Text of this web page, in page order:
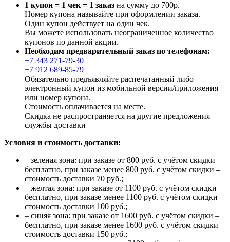
1 купон = 1 чек = 1 заказ на сумму до 700р.
Номер купона называйте при оформлении заказа.
Один купон действует на один чек.
Вы можете использовать неограниченное количество
купонов по данной акции.
Необходим предварительный заказ по телефонам:
+7 343 271-79-30
+7 912 689-85-79
Обязательно предъявляйте распечатанный либо
электронный купон из мобильной версии/приложения
или номер купона.
Стоимость оплачивается на месте.
Скидка не распространяется на другие предложения
службы доставки
Условия и стоимость доставки:
– зеленая зона: при заказе от 800 руб. с учётом скидки –
бесплатно, при заказе менее 800 руб. с учётом скидки –
стоимость доставки 70 руб.;
– желтая зона: при заказе от 1100 руб. с учётом скидки –
бесплатно, при заказе менее 1100 руб. с учётом скидки –
стоимость доставки 100 руб.;
– синяя зона: при заказе от 1600 руб. с учётом скидки –
бесплатно, при заказе менее 1600 руб. с учётом скидки –
стоимость доставки 150 руб.;